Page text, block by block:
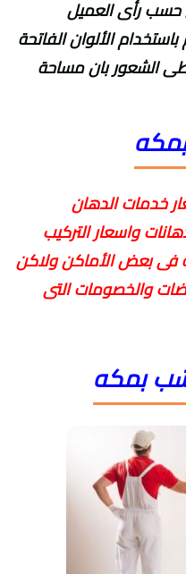
رأى العميل
الألوان الفاتحة
الشعور بان مساحة
خدمات الدهان
واسعار التركيب
فى بعض الأماكن ولاكن
والخصومات التى
بمكه